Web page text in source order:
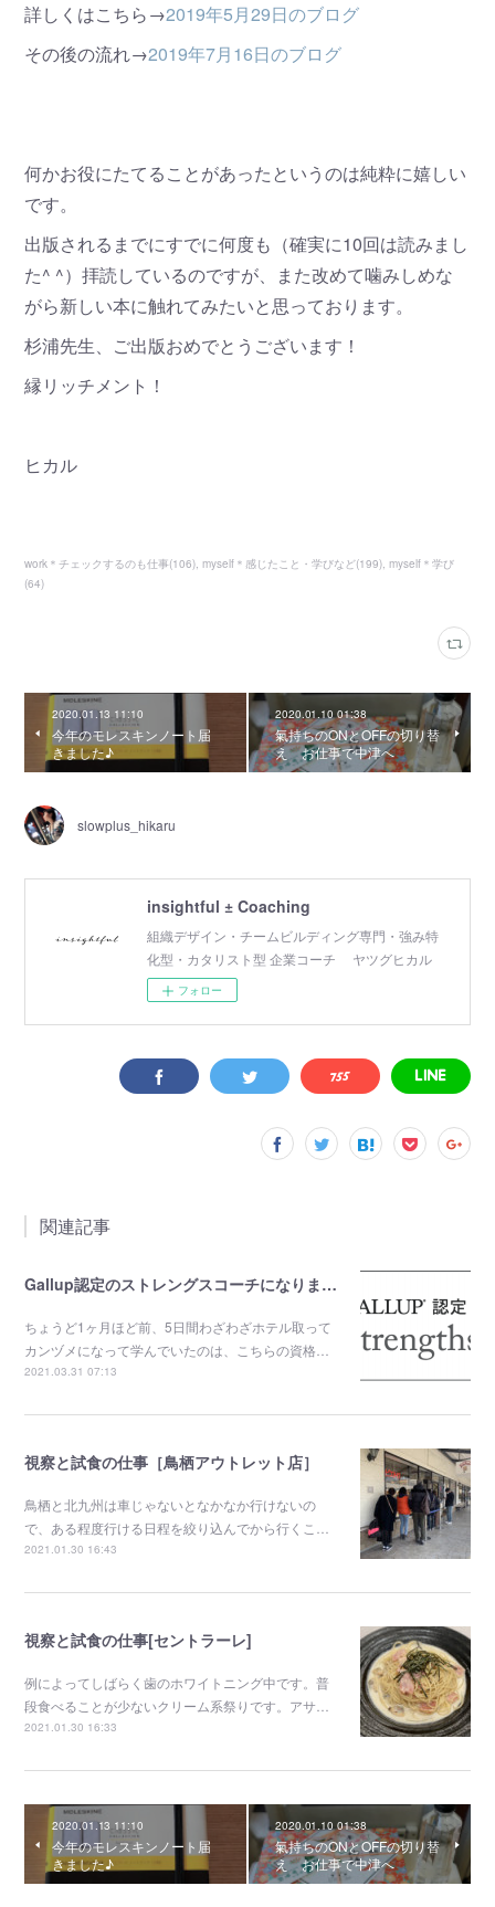
詳しくはこちら→2019年5月29日のブログ
その後の流れ→2019年7月16日のブログ
何かお役にたてることがあったというのは純粋に嬉しい
です。
出版されるまでにすでに何度も（確実に10回は読みまし
た^ ^）拝読しているのですが、また改めて噛みしめな
がら新しい本に触れてみたいと思っております。
杉浦先生、ご出版おめでとうございます！
縁リッチメント！
ヒカル
work＊チェックするのも仕事(106) myself＊感じたこと・学びなど(199) myself＊学び
(64)
2020.01.13 11:10
今年のモレスキンノート届
きました♪
2020.01.10 01:38
氣持ちのONとOFFの切り替
え お仕事で中津へ
slowplus_hikaru
insightful ± Coaching
組織デザイン・チームビルディング専門・強み特
化型・カタリスト型 企業コーチ ヤツグヒカル
フォロー
関連記事
Gallup認定のストレングスコーチになりました。
ちょうど1ヶ月ほど前、5日間わざわざホテル取って
カンヅメになって学んでいたのは、こちらの資格…
2021.03.31 07:13
視察と試食の仕事［鳥栖アウトレット店］
鳥栖と北九州は車じゃないとなかなか行けないの
で、ある程度行ける日程を絞り込んでから行くこ…
2021.01.30 16:43
視察と試食の仕事[セントラーレ]
例によってしばらく歯のホワイトニング中です。普
段食べることが少ないクリーム系祭りです。アサ…
2021.01.30 16:33
2020.01.13 11:10
今年のモレスキンノート届
きました♪
2020.01.10 01:38
氣持ちのONとOFFの切り替
え お仕事で中津へ